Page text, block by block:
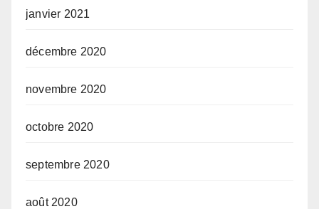
janvier 2021
décembre 2020
novembre 2020
octobre 2020
septembre 2020
août 2020